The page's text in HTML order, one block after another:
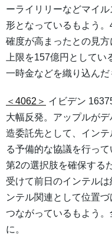
ーライリリーなどマイ
形となっているもよう
確度が高まったとの見
上限を157億円として
一時金などを織り込んだ
＜4062＞ イビデン
大幅反発。アップルが
造委託先として、イン
る予備的な協議を行っ
第2の選択肢を確保する
受けて前日のインテル
ンテル関連として位置
つながっているもよう
に。